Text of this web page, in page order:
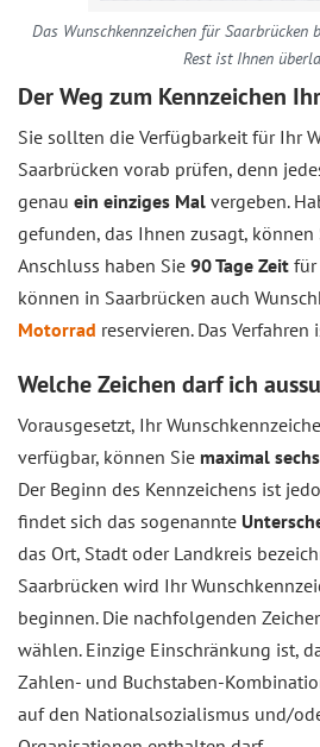
Das Wunschkennzeichen für
Rest ist Ihnen
Der Weg zum Kennzeichen
Sie sollten die Verfügbarkeit für Ihr
Saarbrücken vorab prüfen, denn
genau ein einziges Mal vergeben.
gefunden, das Ihnen zusagt, können
Anschluss haben Sie 90 Tage Zeit für
können in Saarbrücken auch
Motorrad reservieren. Das
Welche Zeichen darf ich
Vorausgesetzt, Ihr
verfügbar, können Sie maximal
Der Beginn des Kennzeichens ist
findet sich das sogenannte
das Ort, Stadt oder Landkreis
Saarbrücken wird Ihr
beginnen. Die nachfolgenden
wählen. Einzige Einschränkung ist,
Zahlen- und Buchstaben-
auf den Nationalsozialismus und/